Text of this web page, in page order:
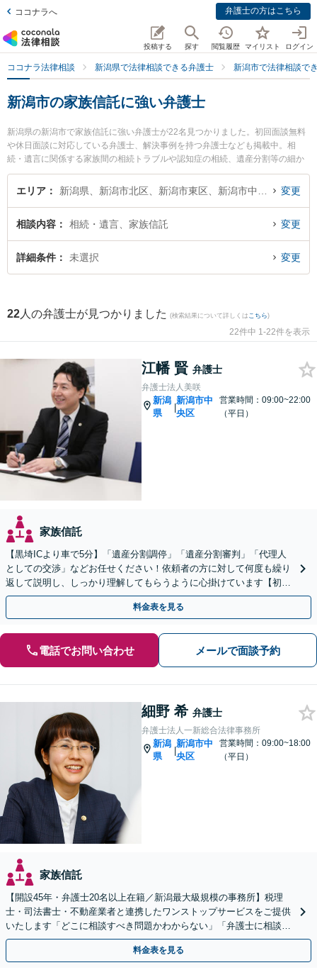
ココナラへ 弁護士の方はこちら
投稿する 探す 閲覧履歴 マイリスト ログイン
ココナラ法律相談 新潟県で法律相談できる弁護士 新潟市で法律相談で
新潟市の家族信託に強い弁護士
新潟県の新潟市で家族信託に強い弁護士が22名見つかりました。初回面談無料
や休日面談に対応している弁護士、解決事例を持つ弁護士なども掲載中。相
続・遺言に関係する家族間の相続トラブルや認知症の相続、遺産分割等の細か
な分野での絞り込み検索もでき便利です。特に弁護士法人美咲の江幡 賢弁護士
や弁護士法人一新総合法律事務所の細野 希弁護士、弁護士法人リーガル・パー
ルを今すぐに弁護士に相談したい』『家族信託のトラブル解決の実績豊富な近
くの弁護士を検索したい』『初回相談無料で家族信託を法律相談できる新潟市
内の弁護士に相談予約したい』などでお困りの相談者さんにおすすめです。
エリア 変更
相談内容 相続・遺言、家族信託 変更
詳細条件 未選択 変更
22 人の弁護士が見つかりました (検索結果について詳しくは こちら)
22件中 1-22件を表示
江幡 賢 弁護士
弁護士法人美咲
新潟
県
|
新潟市中
央区
営業時間：09:00~22:00
（平日）
家族信託
【黒埼ICより車で5分】「遺産分割調停」「遺産分割審判」「代理人
としての交渉」などお任せください！依頼者の方に対して何度も繰り
返して説明し、しっかり理解してもらうように心掛けています【初回
相談は無料】
料金表を見る
電話でお問い合わせ メールで面談予約
細野 希 弁護士
弁護士法人一新総合法律事務所
新潟
県
|
新潟市中
央区
営業時間：09:00~18:00
（平日）
家族信託
【開設45年・弁護士20名以上在籍／新潟最大級規模の事務所】税理
士・司法書士・不動産業者と連携したワンストップサービスをご提供
いたします「どこに相談すべき問題かわからない」「弁護士に相談し
て大丈夫か不安」と迷っている方もぜひご相談ください
料金表を見る